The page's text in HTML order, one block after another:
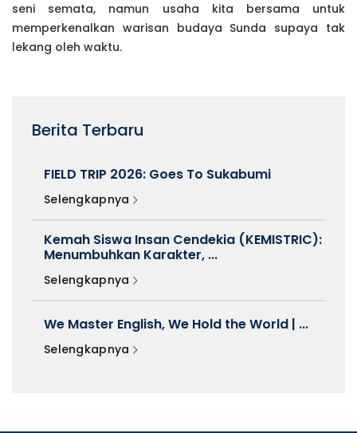
seni semata, namun usaha kita bersama untuk
memperkenalkan warisan budaya Sunda supaya tak
lekang oleh waktu.
Berita Terbaru
FIELD TRIP 2026: Goes To Sukabumi
Selengkapnya
Kemah Siswa Insan Cendekia (KEMISTRIC):
Menumbuhkan Karakter, ...
Selengkapnya
We Master English, We Hold the World | ...
Selengkapnya